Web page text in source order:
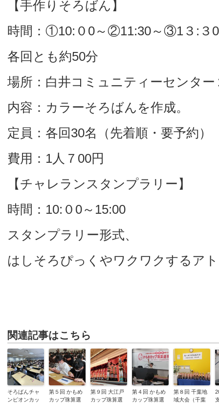
【手作りそろばん】
時間：①10:０0～②11:30～③1３:３
各回とも約50分
場所：白井コミュニティーセンター
内容：カラーそろばんを作成。
定員：各回30名（先着順・要予約）
費用：1人７00円
【チャレランスタンプラリー】
時間：10:０0～15:00
スタンプラリー形式、
はしそろぴっくやワクワクするア
関連記事はこちら
そろばんチャ
ンピオンカッ
第５回 かもめ
カップ珠算選
第９回 大江戸
カップ珠算選
第４回 かもめ
カップ珠算選
第８回 千葉地
域大会（千葉